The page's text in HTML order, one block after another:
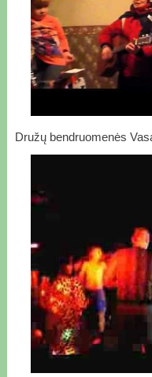
Družų bendruomenės